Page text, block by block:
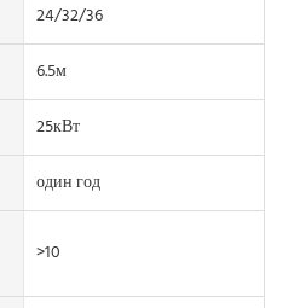
24/32/36
6.5м
25кВт
один год
>10